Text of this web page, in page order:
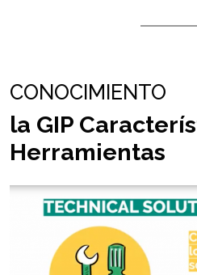
CONOCIMIENTO
la GIP
Herramientas